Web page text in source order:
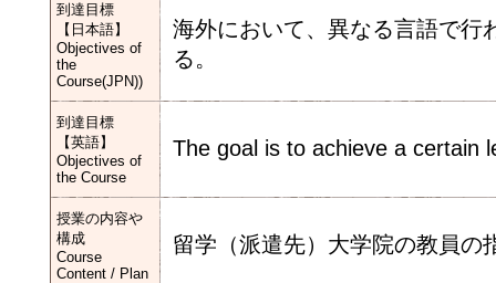
到達目標
【日本語】
Objectives of
the
Course(JPN))
海外において、異なる言語で行
る。
到達目標
【英語】
Objectives of
the Course
The goal is to achieve a certain
授業の内容や
構成
Course
Content / Plan
留学（派遣先）大学院の教員の